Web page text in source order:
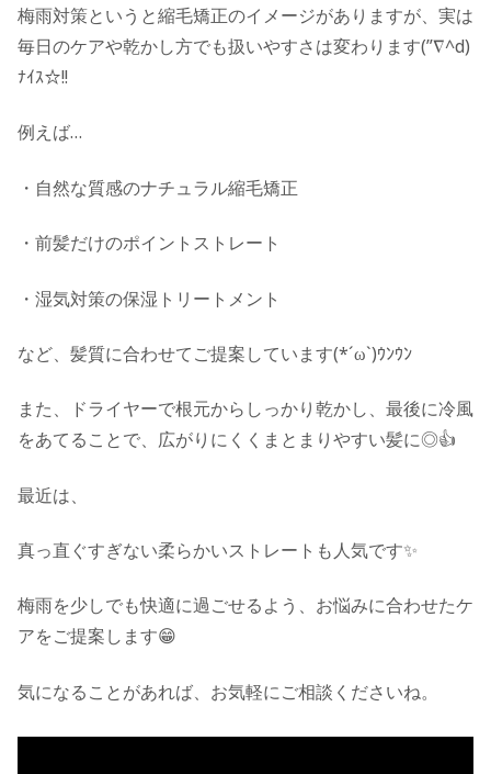
梅雨対策というと縮毛矯正のイメージがありますが、実は
毎日のケアや乾かし方でも扱いやすさは変わります(”∇^d)
ﾅｲｽ☆!!
例えば…
・自然な質感のナチュラル縮毛矯正
・前髪だけのポイントストレート
・湿気対策の保湿トリートメント
など、髪質に合わせてご提案しています(*´ω`)ｳﾝｳﾝ
また、ドライヤーで根元からしっかり乾かし、最後に冷風
をあてることで、広がりにくくまとまりやすい髪に◎👍
最近は、
真っ直ぐすぎない柔らかいストレートも人気です✨
梅雨を少しでも快適に過ごせるよう、お悩みに合わせたケ
アをご提案します😁
気になることがあれば、お気軽にご相談くださいね。